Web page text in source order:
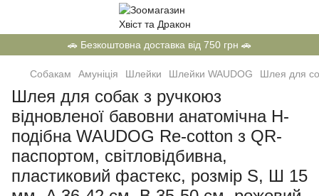
🚗 Безкоштовна доставка від 750 грн 🚗
Собакам Амуніція Шлейки Шлейки WAUDOG Шлея для
Шлея для собак з ручкоюз
відновленої бавовни анатомічна Н-
подібна WAUDOG Re-cotton з QR-
паспортом, світловідбивна,
пластиковий фастекс, розмір S, Ш 15